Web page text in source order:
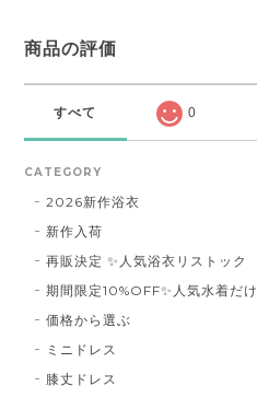
商品の評価
すべて 0
CATEGORY
2026新作浴衣
新作入荷
再販決定 ✨人気浴衣リストック
期間限定10%OFF✨人気水着だけ
価格から選ぶ
ミニドレス
膝丈ドレス